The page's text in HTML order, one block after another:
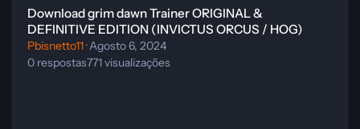
Download grim dawn Trainer ORIGINAL &
DEFINITIVE EDITION (INVICTUS ORCUS / HOG)
Pbisnetto11·Agosto 6, 2024
0 respostas771visualizações